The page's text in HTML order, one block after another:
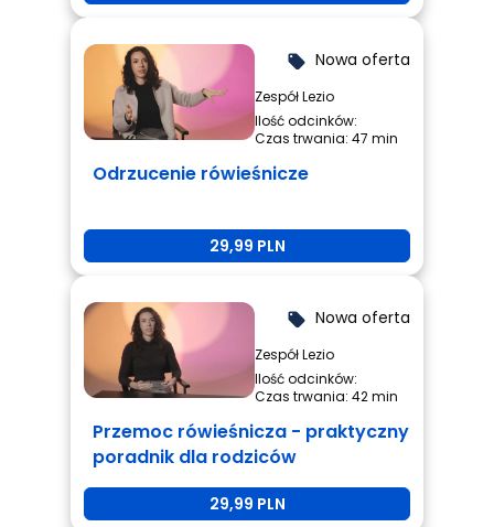
local_offer Nowa oferta
Zespół Lezio
Ilość odcinków:
Czas trwania: 47 min
Odrzucenie rówieśnicze
29,99 PLN
local_offer Nowa oferta
Zespół Lezio
Ilość odcinków:
Czas trwania: 42 min
Przemoc rówieśnicza - praktyczny
poradnik dla rodziców
29,99 PLN